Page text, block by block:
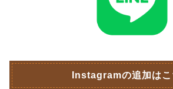
Instagramの追加はこ